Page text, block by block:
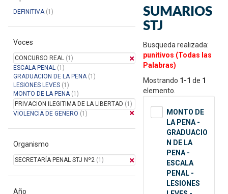
Sumarios del STJ
Manual del Usuario
DEFINITIVA(1)
Voces
CONCURSO REAL (1)
ESCALA PENAL (1)
GRADUACION DE LA PENA(1)
LESIONES LEVES (1)
MONTO DE LA PENA(1)
PRIVACION ILEGITIMA DE LA LIBERTAD (1)
VIOLENCIA DE GENERO (1)
Organismo
SECRETARÍA PENAL STJ Nº2 (1)
Año
SUMARIOS
STJ
Busqueda realizada:
punitivos (Todas las
Palabras)
Mostrando 1-1 de 1
elemento.
MONTO DE
LA PENA -
GRADUACIO
N DE LA
PENA -
ESCALA
PENAL -
LESIONES